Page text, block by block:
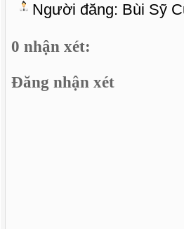
Người đăng: Bùi Sỹ
0 nhận xét:
Đăng nhận xét